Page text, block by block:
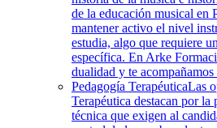
de la educación musical en
mantener activo el nivel
estudia, algo que requiere
específica. En Arke
dualidad y te
Pedagogía TerapéuticaLas
Terapéutica destacan por
técnica que exigen al